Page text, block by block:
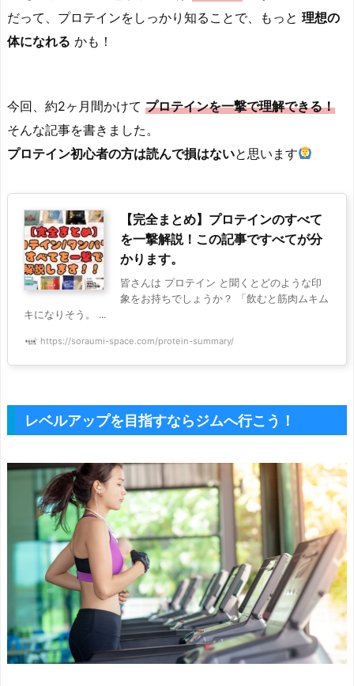
だって、プロテインをしっかり知ることで、もっと 理想の
体になれる かも！
今回、約2ヶ月間かけて プロテインを一撃で理解できる！
そんな記事を書きました。
プロテイン初心者の方は読んで損はないと思います
【完全まとめ】プロテインのすべて
を一撃解説！この記事ですべてが分
かります。
皆さんは プロテイン と聞くとどのような印
象をお持ちでしょうか？ 「飲むと筋肉ムキム
キになりそう。 ...
https://soraumi-space.com/protein-summary/
レベルアップを目指すならジムへ行こう！